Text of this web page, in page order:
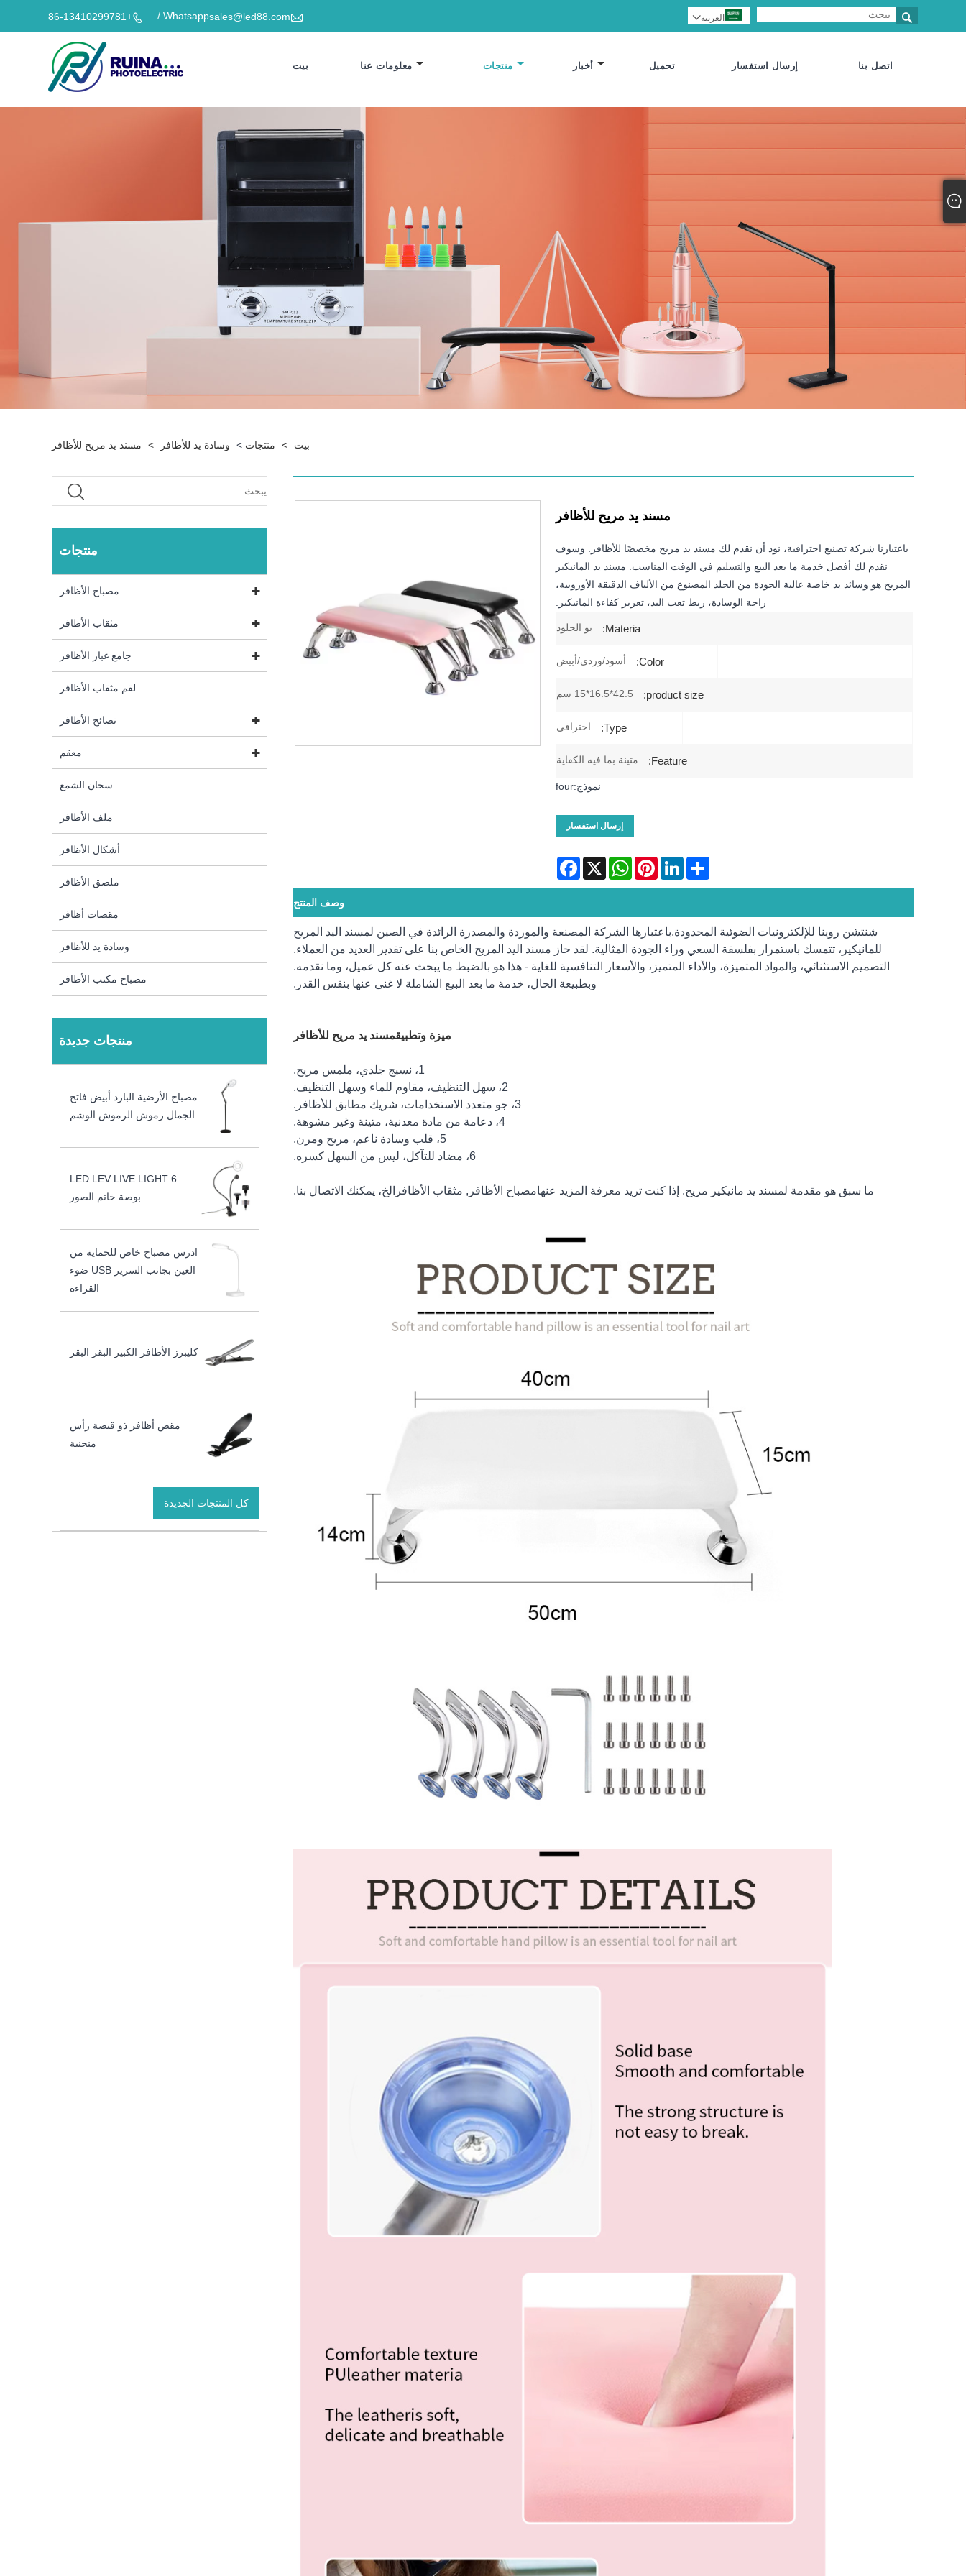

sales@led88.com
Whatsapp /

+86-13410299781  العربية
بيت معلومات عنا منتجات أخبار تحميل إرسال استفسار اتصل بنا
بيت > منتجات > وسادة يد للأظافر > مسند يد مريح للأظافر
منتجات
مصباح الأظافر
مثقاب الأظافر
جامع غبار الأظافر
لقم مثقاب الأظافر
نصائح الأظافر
معقم
سخان الشمع
ملف الأظافر
أشكال الأظافر
ملصق الأظافر
مقصات أظافر
وسادة يد للأظافر
مصباح مكتب الأظافر
منتجات جديدة
مصباح الأرضية البارد أبيض فاتح
الجمال رموش الرموش الوشم
LED LEV LIVE LIGHT 6
بوصة خاتم الصور
ادرس مصباح خاص للحماية من
العين بجانب السرير USB ضوء
القراءة
كليبرز الأظافر الكبير البقر البقر
مقص أظافر ذو قبضة رأس
منحنية
كل المنتجات الجديدة
مسند يد مريح للأظافر
باعتبارنا شركة تصنيع احترافية، نود أن نقدم لك مسند يد مريح مخصصًا للأظافر. وسوف
نقدم لك أفضل خدمة ما بعد البيع والتسليم في الوقت المناسب. مسند يد المانيكير
المريح هو وسائد يد خاصة عالية الجودة من الجلد المصنوع من الألياف الدقيقة الأوروبية،
راحة الوسادة، ربط تعب اليد، تعزيز كفاءة المانيكير.
Materia: بو الجلود
Color: أسود/وردي/أبيض
product size: 42.5*16.5*15 سم
Type: احترافي
Feature: متينة بما فيه الكفاية
نموذج:four
إرسال استفسار
Facebook X
WhatsAppPinterestLinkedInShare
وصف المنتج
شنتشن روينا للإلكترونيات الضوئية المحدودة,باعتبارها الشركة المصنعة والموردة والمصدرة الرائدة في الصين لمسند اليد المريح
للمانيكير، تتمسك باستمرار بفلسفة السعي وراء الجودة المثالية. لقد حاز مسند اليد المريح الخاص بنا على تقدير العديد من العملاء.
التصميم الاستثنائي، والمواد المتميزة، والأداء المتميز، والأسعار التنافسية للغاية - هذا هو بالضبط ما يبحث عنه كل عميل، وما نقدمه.
وبطبيعة الحال، خدمة ما بعد البيع الشاملة لا غنى عنها بنفس القدر.
ميزة وتطبيقمسند يد مريح للأظافر
1، نسيج جلدي، ملمس مريح.
2، سهل التنظيف، مقاوم للماء وسهل التنظيف.
3، جو متعدد الاستخدامات، شريك مطابق للأظافر.
4، دعامة من مادة معدنية، متينة وغير مشوهة.
5، قلب وسادة ناعم، مريح ومرن.
6، مضاد للتآكل، ليس من السهل كسره.
ما سبق هو مقدمة لمسند يد مانيكير مريح. إذا كنت تريد معرفة المزيد عنهامصباح الأظافر , مثقاب الأظافر الخ، يمكنك الاتصال بنا.